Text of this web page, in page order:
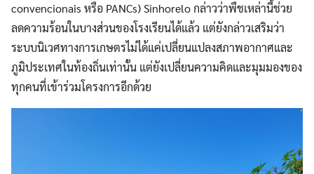
convencionais หรือ PANCs) Sinhorelo กล่าวว่าพืชเหล่านี้ช่วย
ลดความร้อนในบางส่วนของโรงเรียนได้แล้ว แต่ยังกล่าวเสริมว่า
ระบบนิเวศทางการเกษตรไม่ได้แค่เปลี่ยนแปลงสภาพอากาศและ
ภูมิประเทศในท้องถิ่นเท่านั้น แต่ยังเปลี่ยนความคิดและมุมมองของ
ทุกคนที่เข้าร่วมโครงการอีกด้วย